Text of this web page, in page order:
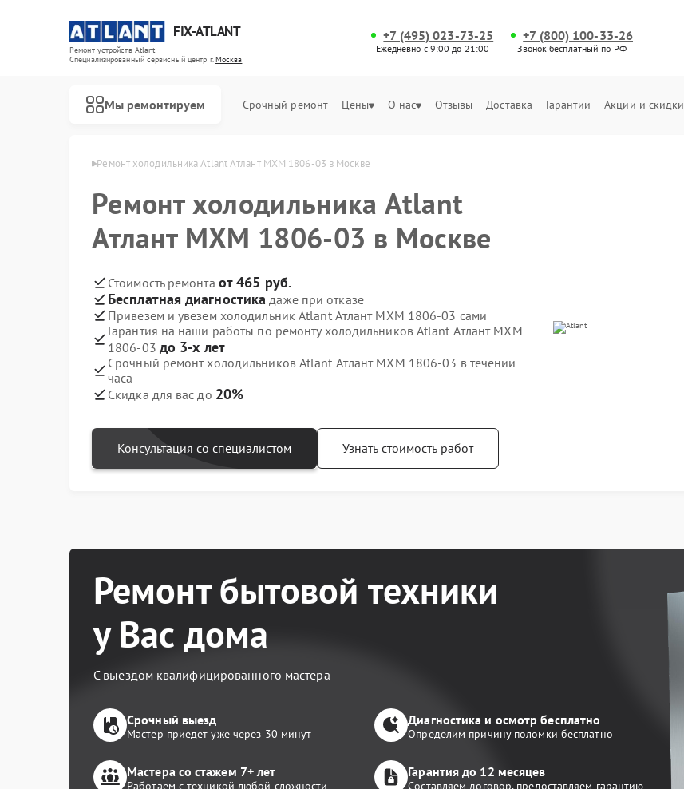
FIX-ATLANT
Ремонт устройств Atlant
Специализированный cервисный центр г.Москва
+7 (495) 023-73-25
Ежедневно с 9:00 до 21:00
+7 (800) 100-33-26
Звонок бесплатный по РФ
Мы ремонтируем Срочный ремонт Цены О нас Отзывы Доставка Гарантии Акции и скидки
Atlant в Москве Ремонт холодильника Atlant Атлант МХМ 1806-03 в Москве
Ремонт холодильника Atlant
Атлант МХМ 1806-03 в Москве
Стоимость ремонта от 465 руб.
Бесплатная диагностика даже при отказе
Привезем и увезем холодильник Atlant Атлант МХМ 1806-03 сами
Гарантия на наши работы по ремонту холодильников Atlant Атлант МХМ
1806-03 до 3-х лет
Срочный ремонт холодильников Atlant Атлант МХМ 1806-03 в течении
часа
Скидка для вас до 20%
Консультация со специалистом Узнать стоимость работ
Ремонт бытовой техники
у Вас дома
С выездом квалифицированного мастера
Срочный выезд
Мастер приедет уже через 30 минут
Диагностика и осмотр бесплатно
Определим причину поломки бесплатно
Мастера со стажем 7+ лет
Работаем с техникой любой сложности
Гарантия до 12 месяцев
Составляем договор, предоставляем гарантию